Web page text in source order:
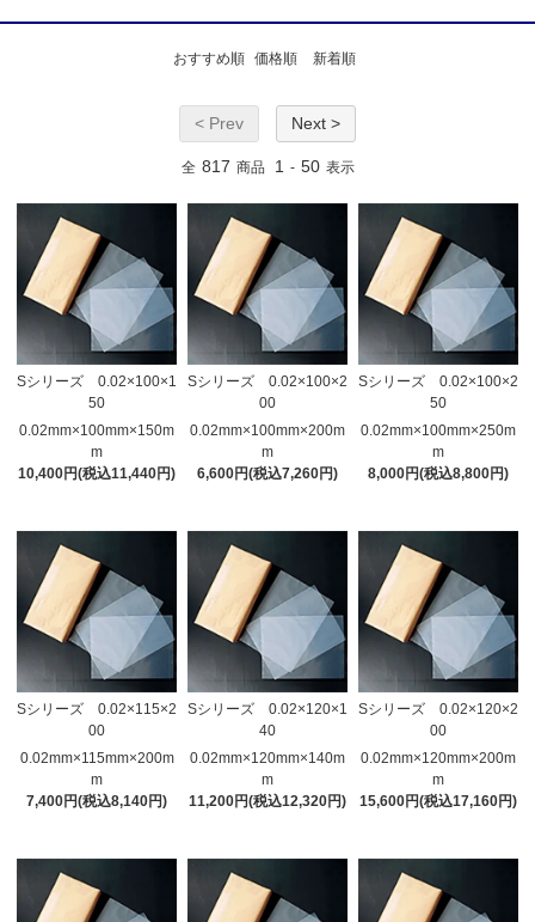
おすすめ順 価格順 新着順
< Prev Next >
全 817 商品 1 - 50 表示
Sシリーズ 0.02×100×1
50
0.02mm×100mm×150m
m
10,400円(税込11,440円)
Sシリーズ 0.02×100×2
00
0.02mm×100mm×200m
m
6,600円(税込7,260円)
Sシリーズ 0.02×100×2
50
0.02mm×100mm×250m
m
8,000円(税込8,800円)
Sシリーズ 0.02×115×2
00
0.02mm×115mm×200m
m
7,400円(税込8,140円)
Sシリーズ 0.02×120×1
40
0.02mm×120mm×140m
m
11,200円(税込12,320円)
Sシリーズ 0.02×120×2
00
0.02mm×120mm×200m
m
15,600円(税込17,160円)